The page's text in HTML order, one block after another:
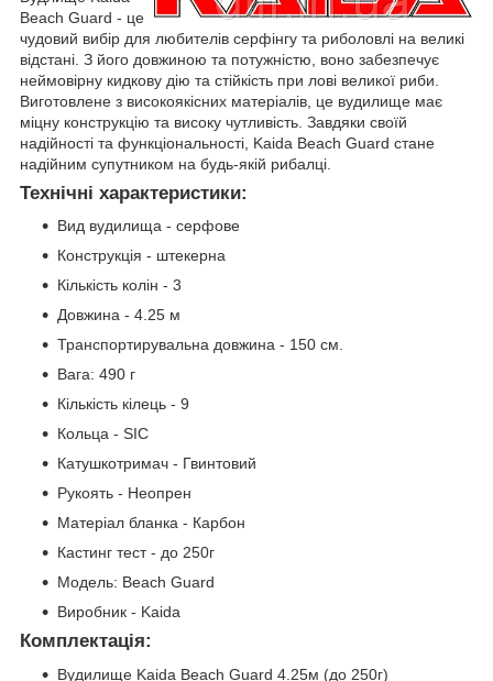
Beach Guard - це
чудовий вибір для любителів серфінгу та риболовлі на великі
відстані. З його довжиною та потужністю, воно забезпечує
неймовірну кидкову дію та стійкість при лові великої риби.
Виготовлене з високоякісних матеріалів, це вудилище має
міцну конструкцію та високу чутливість. Завдяки своїй
надійності та функціональності, Kaida Beach Guard стане
надійним супутником на будь-якій рибалці.
Технічні характеристики:
Вид вудилища - серфове
Конструкція - штекерна
Кількість колін - 3
Довжина - 4.25 м
Транспортирувальна довжина - 150 см.
Вага: 490 г
Кількість кілець - 9
Кольца - SIC
Катушкотримач - Гвинтовий
Рукоять - Неопрен
Матеріал бланка - Карбон
Кастинг тест - до 250г
Модель: Beach Guard
Виробник - Kaida
Комплектація:
Вудилище Kaida Beach Guard 4.25м (до 250г)